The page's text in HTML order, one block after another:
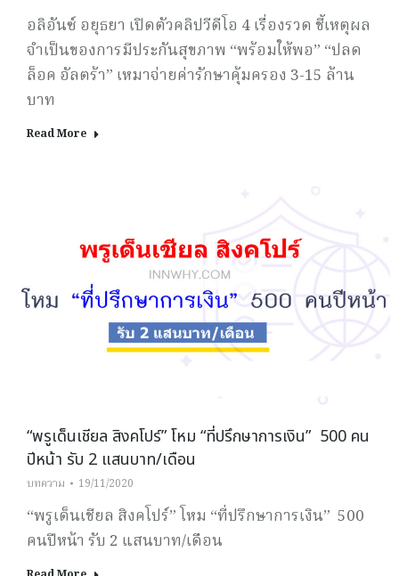
อลิอันซ์ อยุธยา เปิดตัวคลิปวีดีโอ 4 เรื่องรวด ชี้เหตุผล
จำเป็นของการมีประกันสุขภาพ “พร้อมให้พอ” “ปลด
ล็อค อัลตร้า” เหมาจ่ายค่ารักษาคุ้มครอง 3-15 ล้าน
บาท
Read More
“พรูเด็นเชียล สิงคโปร์” โหม “ที่ปรึกษาการเงิน” 500 คน
ปีหน้า รับ 2 แสนบาท/เดือน
บทความ 19/11/2020
“พรูเด็นเชียล สิงคโปร์” โหม “ที่ปรึกษาการเงิน” 500
คนปีหน้า รับ 2 แสนบาท/เดือน